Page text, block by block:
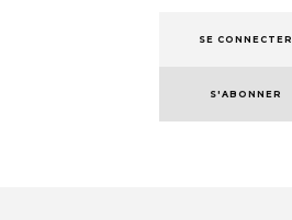
SE CONNECTER
S'ABONNER